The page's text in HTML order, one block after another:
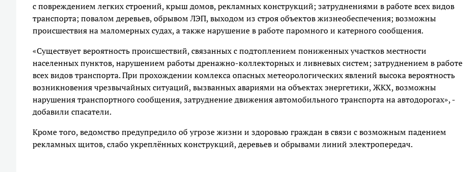
с повреждением легких строений, крыш домов, рекламных конструкций; затруднениями в работе всех видов
транспорта; повалом деревьев, обрывом ЛЭП, выходом из строя объектов жизнеобеспечения; возможны
происшествия на маломерных судах, а также нарушение в работе паромного и катерного сообщения.
«Существует вероятность происшествий, связанных с подтоплением пониженных участков местности
населенных пунктов, нарушением работы дренажно-коллекторных и ливневых систем; затруднением в работе
всех видов транспорта. При прохождении комлекса опасных метеорологических явлений высока вероятность
возникновения чрезвычайных ситуаций, вызванных авариями на объектах энергетики, ЖКХ, возможны
нарушения транспортного сообщения, затруднение движения автомобильного транспорта на автодорогах», -
добавили спасатели.
Кроме того, ведомство предупредило об угрозе жизни и здоровью граждан в связи с возможным падением
рекламных щитов, слабо укреплённых конструкций, деревьев и обрывами линий электропередач.